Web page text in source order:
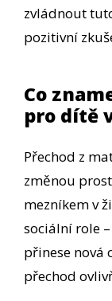
zvládnout
pozitivní
Co
pro dítě
Přechod z
změnou
mezníkem v
sociální role
přinese nová
přechod